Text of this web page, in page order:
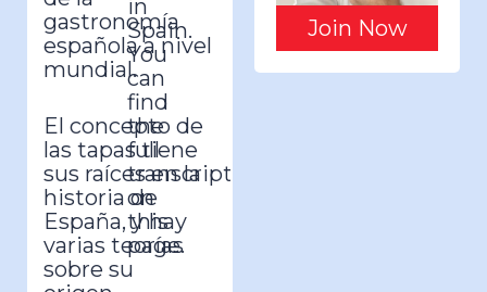
Join Now
in
Spain.
You
can
find
the
full
transcript
on
this
page.
gastronomía
española a nivel
mundial.
El concepto de
las tapas tiene
sus raíces en la
historia de
España, y hay
varias teorías
sobre su